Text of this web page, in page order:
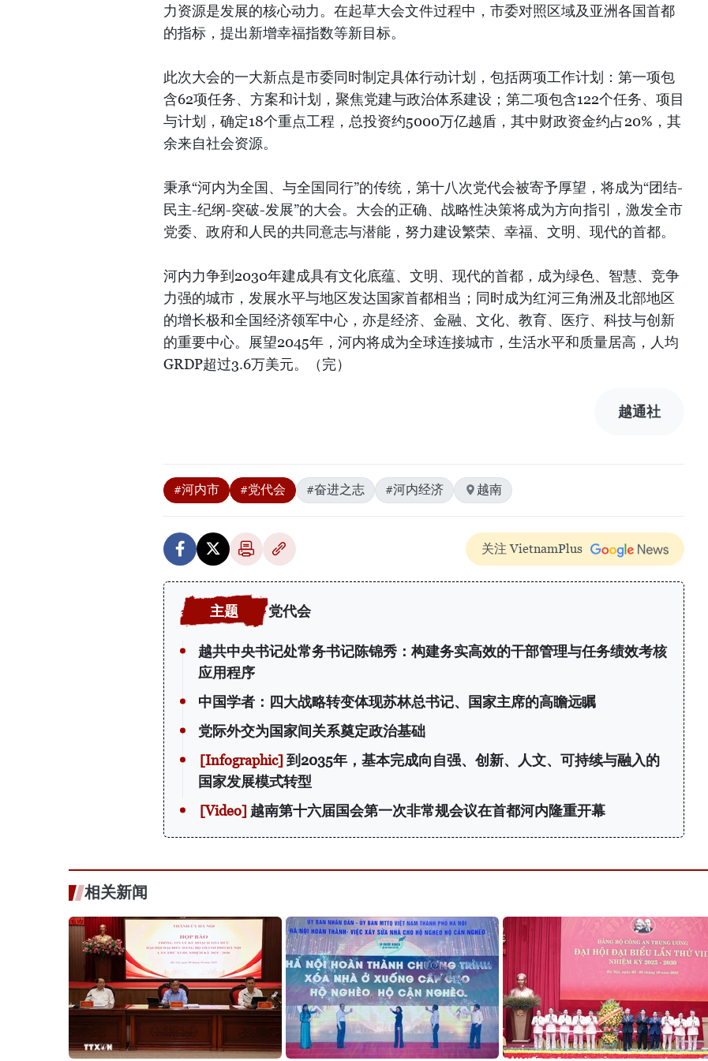
力资源是发展的核心动力。在起草大会文件过程中，市委对照区域及亚洲各国首都
的指标，提出新增幸福指数等新目标。
此次大会的一大新点是市委同时制定具体行动计划，包括两项工作计划：第一项包
含62项任务、方案和计划，聚焦党建与政治体系建设；第二项包含122个任务、项目
与计划，确定18个重点工程，总投资约5000万亿越盾，其中财政资金约占20%，其
余来自社会资源。
秉承“河内为全国、与全国同行”的传统，第十八次党代会被寄予厚望，将成为“团结-
民主-纪纲-突破-发展”的大会。大会的正确、战略性决策将成为方向指引，激发全市
党委、政府和人民的共同意志与潜能，努力建设繁荣、幸福、文明、现代的首都。
河内力争到2030年建成具有文化底蕴、文明、现代的首都，成为绿色、智慧、竞争
力强的城市，发展水平与地区发达国家首都相当；同时成为红河三角洲及北部地区
的增长极和全国经济领军中心，亦是经济、金融、文化、教育、医疗、科技与创新
的重要中心。展望2045年，河内将成为全球连接城市，生活水平和质量居高，人均
GRDP超过3.6万美元。（完）
越通社
#河内市 #党代会 #奋进之志 #河内经济 越南
关注 VietnamPlus
党代会
越共中央书记处常务书记陈锦秀：构建务实高效的干部管理与任务绩效考核
应用程序
中国学者：四大战略转变体现苏林总书记、国家主席的高瞻远瞩
党际外交为国家间关系奠定政治基础
到2035年，基本完成向自强、创新、人文、可持续与融入的
国家发展模式转型
越南第十六届国会第一次非常规会议在首都河内隆重开幕
相关新闻